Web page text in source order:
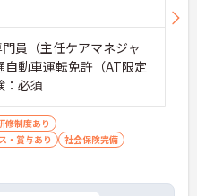
員（主任ケアマネジャ
動車運転免許（AT限定
必須
修制度あり
・賞与あり
社会保険完備